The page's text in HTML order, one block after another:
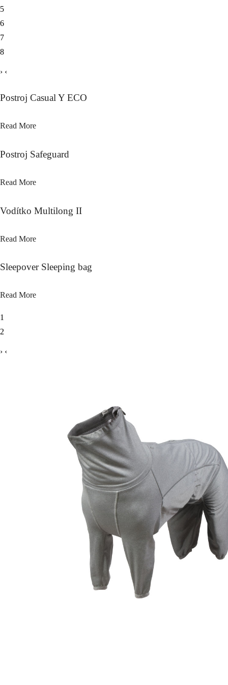
5
6
7
8
› ‹
Postroj Casual Y ECO
Read More
Postroj Safeguard
Read More
Vodítko Multilong II
Read More
Sleepover Sleeping bag
Read More
1
2
› ‹